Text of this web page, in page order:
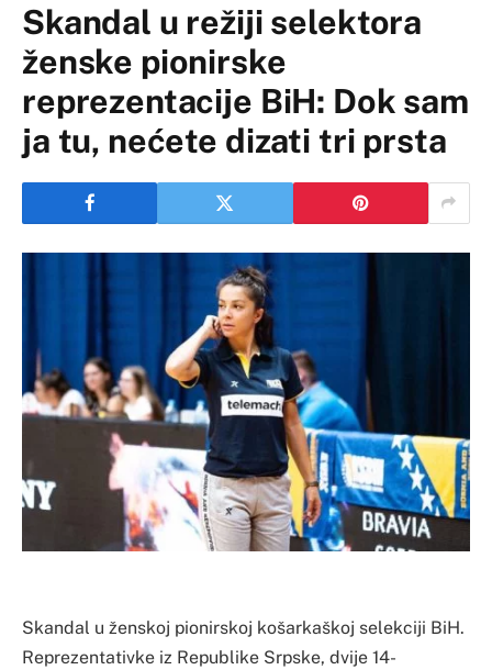
Skandal u režiji selektora
ženske pionirske
reprezentacije BiH: Dok sam
ja tu, nećete dizati tri prsta
Skandal u ženskoj pionirskoj košarkaškoj selekciji BiH.
Reprezentativke iz Republike Srpske, dvije 14-